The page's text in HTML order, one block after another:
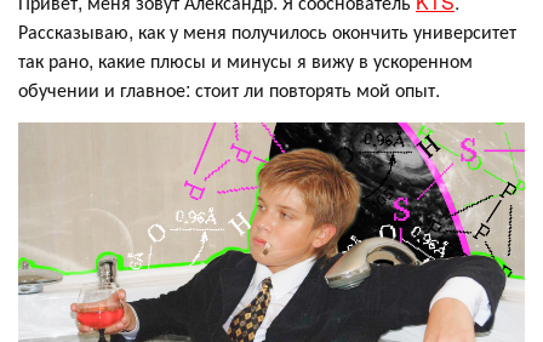
Рассказываю, как у меня получилось окончить университет
так рано, какие плюсы и минусы я вижу в ускоренном
обучении и главное: стоит ли повторять мой опыт.